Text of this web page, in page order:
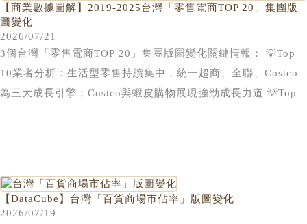
【商業數據圖解】2019-2025台灣「零售電商TOP 20」集團版
圖變化
2026/07/21
3個台灣「零售電商TOP 20」集團版圖變化關鍵情報： 💡Top
10業者分析：生活型零售持續集中，統一超商、全聯、Costco
為三大成長引擎；Costco與蝦皮購物展現強勁成長力道 💡Top
【DataCube】台灣「百貨商場市佔率」版圖變化
2026/07/19